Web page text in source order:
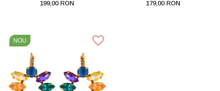
199,00 RON 179,00 RON
NOU